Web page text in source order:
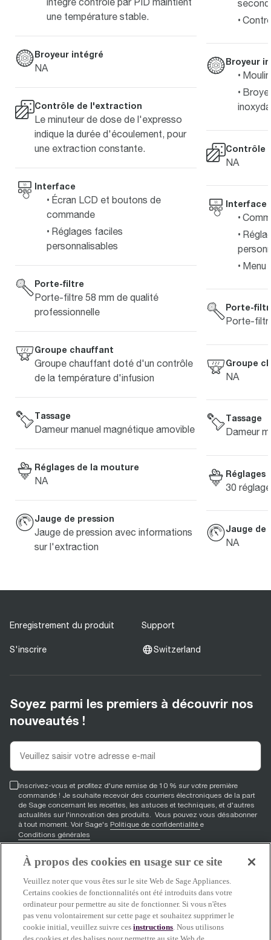
une température stable.
Broyeur intégré
NA
Contrôle de l'extraction
Le minuteur de dose de l'expresso
indique la durée d'écoulement, pour
une extraction constante.
Interface
Écran LCD et boutons de
commande
Réglages faciles
personnalisables
Porte-filtre
Porte-filtre 58 mm de qualité
professionnelle
Groupe chauffant
Groupe chauffant doté d'un contrôle
de la température d'infusion
Tassage
Dameur manuel magnétique amovible
Réglages de la mouture
NA
Jauge de pression
Jauge de pression avec informations
sur l'extraction
Broyeur
Contrôle
NA
Interface
Menu
Porte-
Porte-
Groupe
NA
Tassage
Dameur
Réglages
30
Jauge de
NA
Enregistrement du produit Support
S'inscrire Switzerland
Soyez parmi les premiers à découvrir nos
nouveautés !
Inscrivez-vous et profitez d'une remise de 10 % sur votre première
commande ! Je souhaite recevoir des courriers électroniques de la part
de Sage concernant les recettes, les astuces et techniques, et d'autres
actualités sur l'innovation des produits. Vous pouvez vous désabonner
à tout moment. Voir Sage's Politique de confidentialité e
Conditions générales
S'inscrire
Facebook
opens in new tab)
YouTube
(opens in new tab)
Instagram
(opens in new tab)
À propos des cookies en usage sur ce site
Veuillez noter que vous êtes sur le site Web de Sage Appliances.
Certains cookies de fonctionnalités ont été introduits dans votre
ordinateur pour permettre au site de fonctionner. Si vous n'êtes
pas venu volontairement sur cette page et souhaitez supprimer le
cookie initial, veuillez suivre cesinstructions. Nous utilisons